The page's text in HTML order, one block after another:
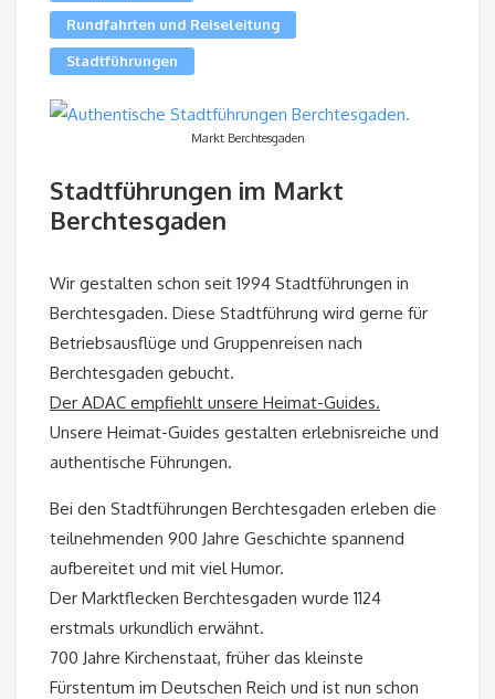
Rundfahrten und Reiseleitung
Stadtführungen
Markt Berchtesgaden
Stadtführungen im Markt
Berchtesgaden
Wir gestalten schon seit 1994 Stadtführungen in
Berchtesgaden. Diese Stadtführung wird gerne für
Betriebsausflüge und Gruppenreisen nach
Berchtesgaden gebucht.
Der ADAC empfiehlt unsere Heimat-Guides.
Unsere Heimat-Guides gestalten erlebnisreiche und
authentische Führungen.
Bei den Stadtführungen Berchtesgaden erleben die
teilnehmenden 900 Jahre Geschichte spannend
aufbereitet und mit viel Humor.
Der Marktflecken Berchtesgaden wurde 1124
erstmals urkundlich erwähnt.
700 Jahre Kirchenstaat, früher das kleinste
Fürstentum im Deutschen Reich und ist nun schon